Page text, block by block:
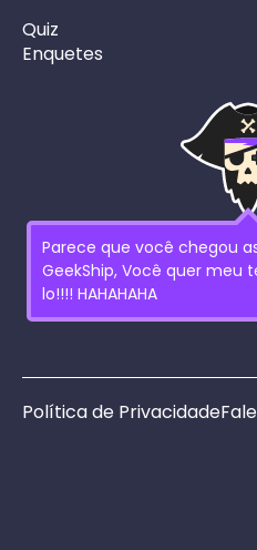
Quiz
Enquetes
Parece que você chegou
GeekShip, Você quer meu
lo!!!! HAHAHAHA
Política de Privacidade